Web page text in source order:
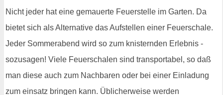
Nicht jeder hat eine gemauerte Feuerstelle im Garten. Da
bietet sich als Alternative das Aufstellen einer Feuerschale.
Jeder Sommerabend wird so zum knisternden Erlebnis -
sozusagen! Viele Feuerschalen sind transportabel, so daß
man diese auch zum Nachbaren oder bei einer Einladung
zum einsatz bringen kann. Üblicherweise werden